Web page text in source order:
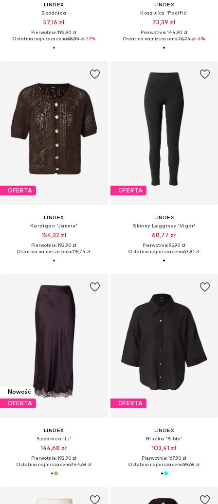
LINDEX
Spódnica
57,16 zł
Pierwotnie: 192,90 zł
Ostatnia najniższa cena:68,94 zł-17%
LINDEX
Koszulka 'Pacific'
73,39 zł
Pierwotnie: 144,90 zł
Ostatnia najniższa cena:76,74 zł-4%
OFERTA
LINDEX
Kardigan 'Jannie'
154,32 zł
Pierwotnie: 192,90 zł
Ostatnia najniższa cena:115,74 zł
OFERTA
LINDEX
Skinny Legginsy 'Vigor'
68,77 zł
Pierwotnie: 95,90 zł
Ostatnia najniższa cena:63,81 zł
Nowość
OFERTA
LINDEX
Spódnica 'Li'
144,68 zł
Pierwotnie: 192,90 zł
Ostatnia najniższa cena:144,68 zł
OFERTA
LINDEX
Bluzka 'Bibbi'
103,41 zł
Pierwotnie: 167,90 zł
Ostatnia najniższa cena:99,68 zł